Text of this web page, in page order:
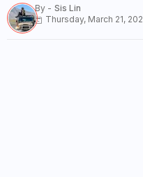
By - Sis Lin
Thursday, March 21,